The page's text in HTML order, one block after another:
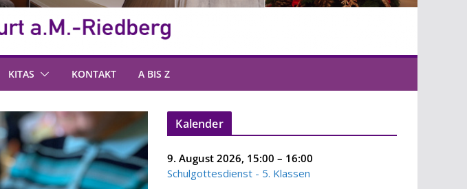
KITAS KONTAKT A BIS Z
Kalender
9. August 2026, 15:00 – 16:00
Schulgottesdienst - 5. Klassen